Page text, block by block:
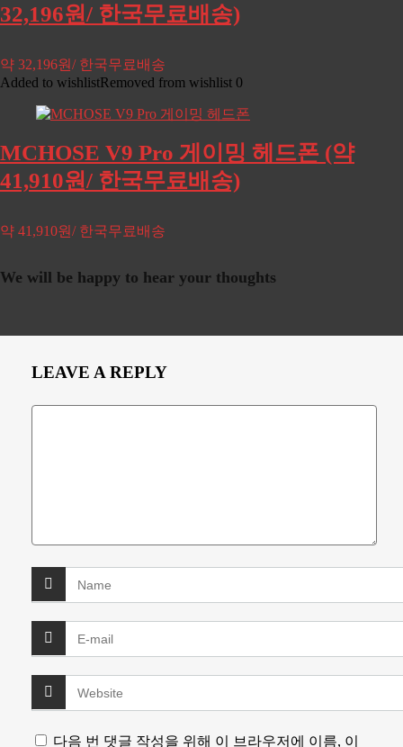
32,196원/ 한국무료배송)
약 32,196원/ 한국무료배송
Added to wishlistRemoved from wishlist 0
MCHOSE V9 Pro 게이밍 헤드폰 (약
41,910원/ 한국무료배송)
약 41,910원/ 한국무료배송
We will be happy to hear your thoughts
LEAVE A REPLY
다음 번 댓글 작성을 위해 이 브라우저에 이름, 이